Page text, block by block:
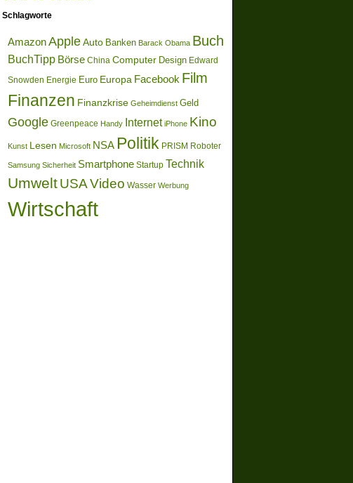
Schlagworte
AmazonApple Auto Banken Barack Obama Buch
BuchTipp Börse China Computer Design Edward
Snowden Energie Euro Europa Facebook Film
Finanzen Finanzkrise Geheimdienst Geld
Google Greenpeace Handy Internet iPhone Kino
Kunst Lesen Microsoft NSA Politik PRISM Roboter
Samsung Sicherheit Smartphone Startup Technik
UmweltUSAVideo Wasser Werbung
Wirtschaft